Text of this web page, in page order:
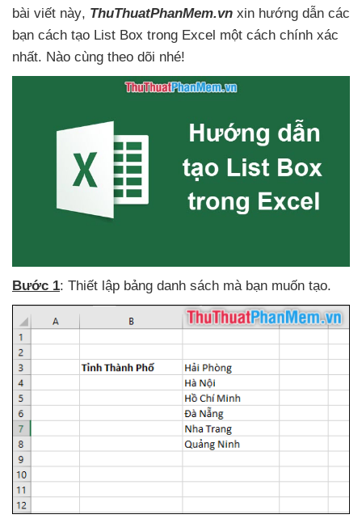
bài viết này, ThuThuatPhanMem.vn xin hướng dẫn các
bạn cách tạo List Box trong Excel một cách chính xác
nhất. Nào cùng theo dõi nhé!
Bước 1: Thiết lập bảng danh sách mà bạn muốn tạo.